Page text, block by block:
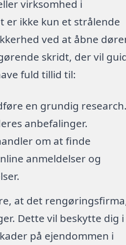
virksomhed i
ikke kun et strålende
ved at åbne
skridt, der vil
fuld tillid til:
en grundig
anbefalinger.
om at finde
anmeldelser og
at det
Dette vil beskytte dig i
på ejendommen i